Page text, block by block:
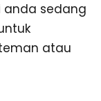
anda sedang
atau